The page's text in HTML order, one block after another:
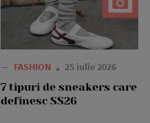
— FASHION 25 iulie 2026
7 tipuri de sneakers care
definesc SS26